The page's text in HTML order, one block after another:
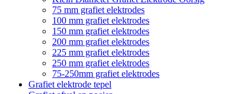
75 mm grafiet elektrodes
100 mm grafiet elektrodes
150 mm grafiet elektrodes
200 mm grafiet elektrodes
225 mm grafiet elektrodes
250 mm grafiet elektrodes
75-250mm grafiet elektrodes
Grafiet elektrode tepel